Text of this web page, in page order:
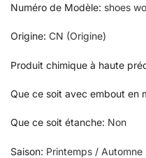
Numéro de Modèle: shoes
Origine: CN (Origine)
Produit chimique à haute
Que ce soit avec embout en
Que ce soit étanche: Non
Saison: Printemps / Automne